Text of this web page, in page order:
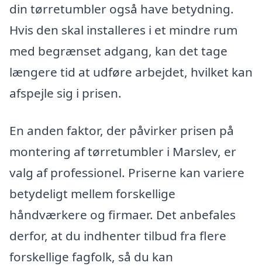
din tørretumbler også have betydning.
Hvis den skal installeres i et mindre rum
med begrænset adgang, kan det tage
længere tid at udføre arbejdet, hvilket kan
afspejle sig i prisen.
En anden faktor, der påvirker prisen på
montering af tørretumbler i Marslev, er
valg af professionel. Priserne kan variere
betydeligt mellem forskellige
håndværkere og firmaer. Det anbefales
derfor, at du indhenter tilbud fra flere
forskellige fagfolk, så du kan